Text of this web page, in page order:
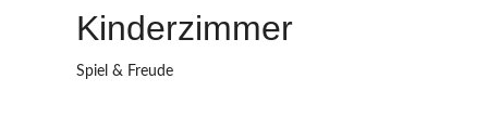
Kinderzimmer
Spiel & Freude